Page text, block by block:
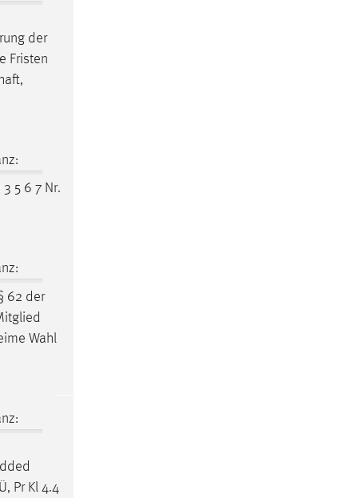
der
Fristen
5 6 7 Nr.
62 der
Wahl
Pr Kl 4.4